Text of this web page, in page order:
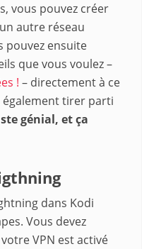
vous pouvez créer
autre réseau
pouvez ensuite
que vous voulez –
! – directement à ce
également tirer parti
génial, et ça
dans Kodi
Vous devez
VPN est activé